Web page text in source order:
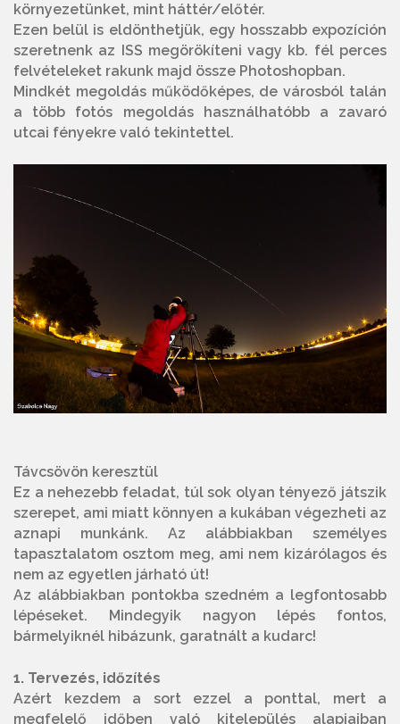
környezetünket, mint háttér/előtér.
Ezen belül is eldönthetjük, egy hosszabb expozíción
szeretnenk az ISS megörökíteni vagy kb. fél perces
felvételeket rakunk majd össze Photoshopban.
Mindkét megoldás működőképes, de városból talán
a több fotós megoldás használhatóbb a zavaró
utcai fényekre való tekintettel.
Távcsövön keresztül
Ez a nehezebb feladat, túl sok olyan tényező játszik
szerepet, ami miatt könnyen a kukában végezheti az
aznapi munkánk. Az alábbiakban személyes
tapasztalatom osztom meg, ami nem kizárólagos és
nem az egyetlen járható út!
Az alábbiakban pontokba szedném a legfontosabb
lépéseket. Mindegyik nagyon lépés fontos,
bármelyiknél hibázunk, garatnált a kudarc!
1. Tervezés, időzítés
Azért kezdem a sort ezzel a ponttal, mert a
megfelelő időben való kitelepülés alapjaiban